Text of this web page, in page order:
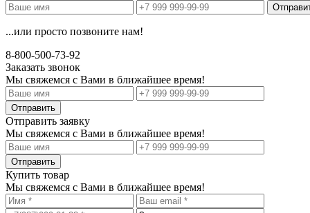
...или просто позвоните нам!
8-800-500-73-92
Заказать звонок
Мы свяжемся с Вами в ближайшее время!
Отправить заявку
Мы свяжемся с Вами в ближайшее время!
Купить товар
Мы свяжемся с Вами в ближайшее время!